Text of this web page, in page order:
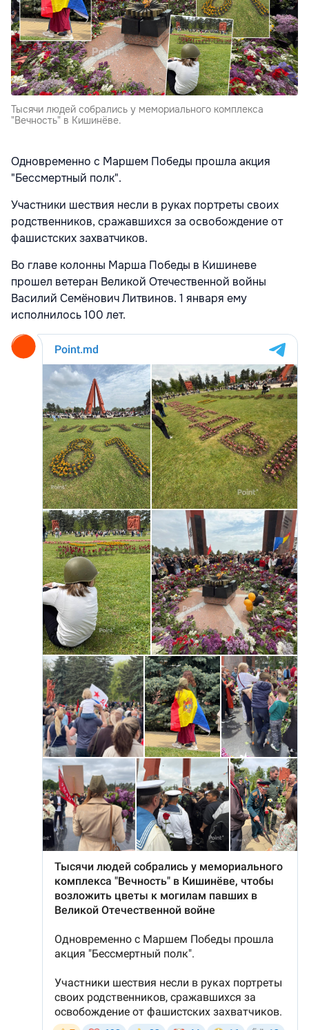
Тысячи людей собрались у мемориального комплекса
"Вечность" в Кишинёве.
Одновременно с Маршем Победы прошла акция
"Бессмертный полк".
Участники шествия несли в руках портреты своих
родственников, сражавшихся за освобождение от
фашистских захватчиков.
Во главе колонны Марша Победы в Кишиневе
прошел ветеран Великой Отечественной войны
Василий Семёнович Литвинов. 1 января ему
исполнилось 100 лет.